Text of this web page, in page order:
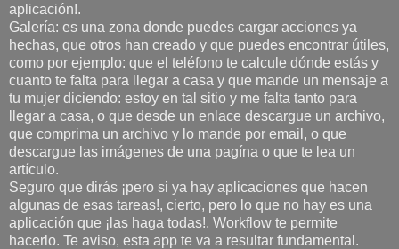
aplicación!.
Galería: es una zona donde puedes cargar acciones ya
hechas, que otros han creado y que puedes encontrar útiles,
como por ejemplo: que el teléfono te calcule dónde estás y
cuanto te falta para llegar a casa y que mande un mensaje a
tu mujer diciendo: estoy en tal sitio y me falta tanto para
llegar a casa, o que desde un enlace descargue un archivo,
que comprima un archivo y lo mande por email, o que
descargue las imágenes de una pagína o que te lea un
artículo.
Seguro que dirás ¡pero si ya hay aplicaciones que hacen
algunas de esas tareas!, cierto, pero lo que no hay es una
aplicación que ¡las haga todas!, Workflow te permite
hacerlo. Te aviso, esta app te va a resultar fundamental.